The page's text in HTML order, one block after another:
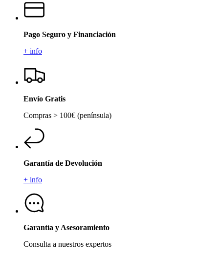
Pago Seguro y Financiación
+ info
Envío Gratis
Compras > 100€ (península)
Garantía de Devolución
+ info
Garantía y Asesoramiento
Consulta a nuestros expertos